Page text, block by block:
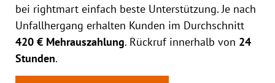
bei rightmart einfach beste Unterstützung. Je nach
Unfallhergang erhalten Kunden im Durchschnitt
420 € Mehrauszahlung. Rückruf innerhalb von 24
Stunden.